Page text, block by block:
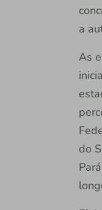
a
As
do